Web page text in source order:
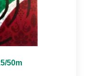
50m